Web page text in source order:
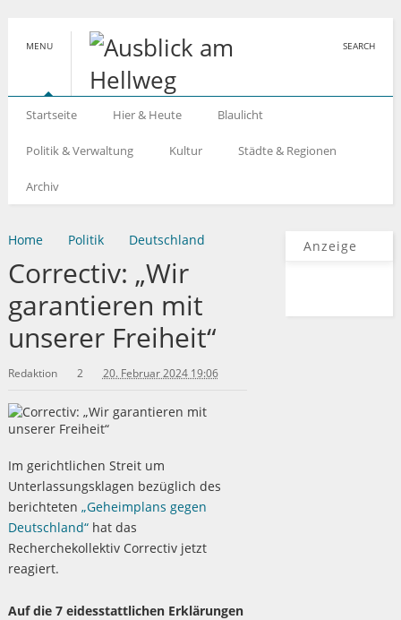
MENU SEARCH
Startseite Hier & Heute Blaulicht
Politik & Verwaltung Kultur Städte & Regionen
Archiv
Home Politik Deutschland
Correctiv: „Wir
garantieren mit
unserer Freiheit“
Redaktion 2 20. Februar 2024 19:06
Im gerichtlichen Streit um
Unterlassungsklagen bezüglich des
berichteten „Geheimplans gegen
Deutschland“hat das
Recherchekollektiv Correctiv jetzt
reagiert.
Auf die 7 eidesstattlichen Erklärungen
Anzeige